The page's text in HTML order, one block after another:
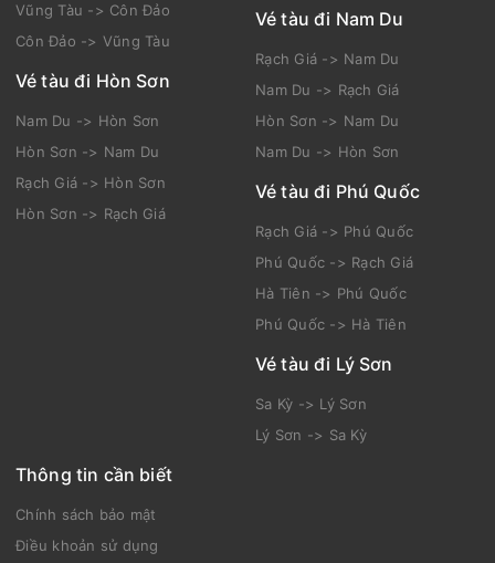
Vũng Tàu -> Côn Đảo
Côn Đảo -> Vũng Tàu
Vé tàu đi Hòn Sơn
Nam Du -> Hòn Sơn
Hòn Sơn -> Nam Du
Rạch Giá -> Hòn Sơn
Hòn Sơn -> Rạch Giá
Vé tàu đi Nam Du
Rạch Giá -> Nam Du
Nam Du -> Rạch Giá
Hòn Sơn -> Nam Du
Nam Du -> Hòn Sơn
Vé tàu đi Phú Quốc
Rạch Giá -> Phú Quốc
Phú Quốc -> Rạch Giá
Hà Tiên -> Phú Quốc
Phú Quốc -> Hà Tiên
Vé tàu đi Lý Sơn
Sa Kỳ -> Lý Sơn
Lý Sơn -> Sa Kỳ
Thông tin cần biết
Chính sách bảo mật
Điều khoản sử dụng